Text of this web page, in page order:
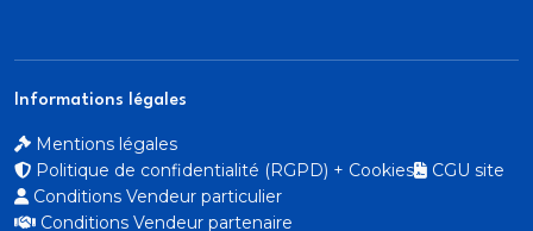
Informations légales
Mentions légales
Politique de confidentialité (RGPD) + Cookies
CGU site
Conditions Vendeur particulier
Conditions Vendeur partenaire